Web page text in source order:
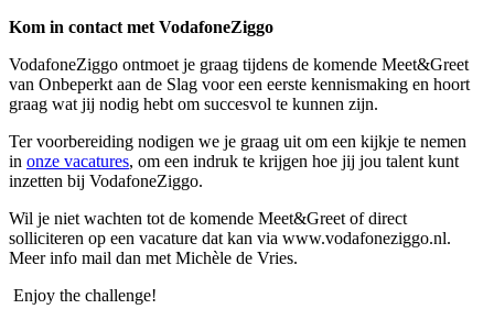
Kom in contact met VodafoneZiggo
VodafoneZiggo ontmoet je graag tijdens de komende Meet&Greet
van Onbeperkt aan de Slag voor een eerste kennismaking en hoort
graag wat jij nodig hebt om succesvol te kunnen zijn.
Ter voorbereiding nodigen we je graag uit om een kijkje te nemen
in onze vacatures, om een indruk te krijgen hoe jij jou talent kunt
inzetten bij VodafoneZiggo.
Wil je niet wachten tot de komende Meet&Greet of direct
solliciteren op een vacature dat kan via www.vodafoneziggo.nl.
Meer info mail dan met Michèle de Vries.
Enjoy the challenge!